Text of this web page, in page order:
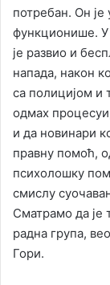
потребан. Он
функционише. У
је развио и
напада, након
са полицијом и
одмах
и да новинари
правну помоћ,
психолошку
смислу
Сматрамо да је
радна група,
Гори.